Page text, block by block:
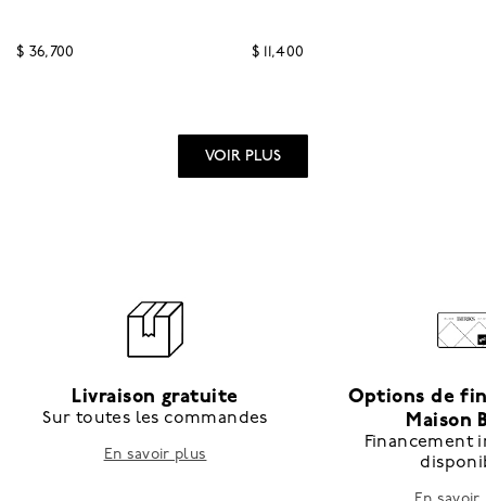
$ 36,700
$ 11,400
VOIR PLUS
Livraison gratuite
Sur toutes les commandes
En savoir plus
Options de
Maison
Financement